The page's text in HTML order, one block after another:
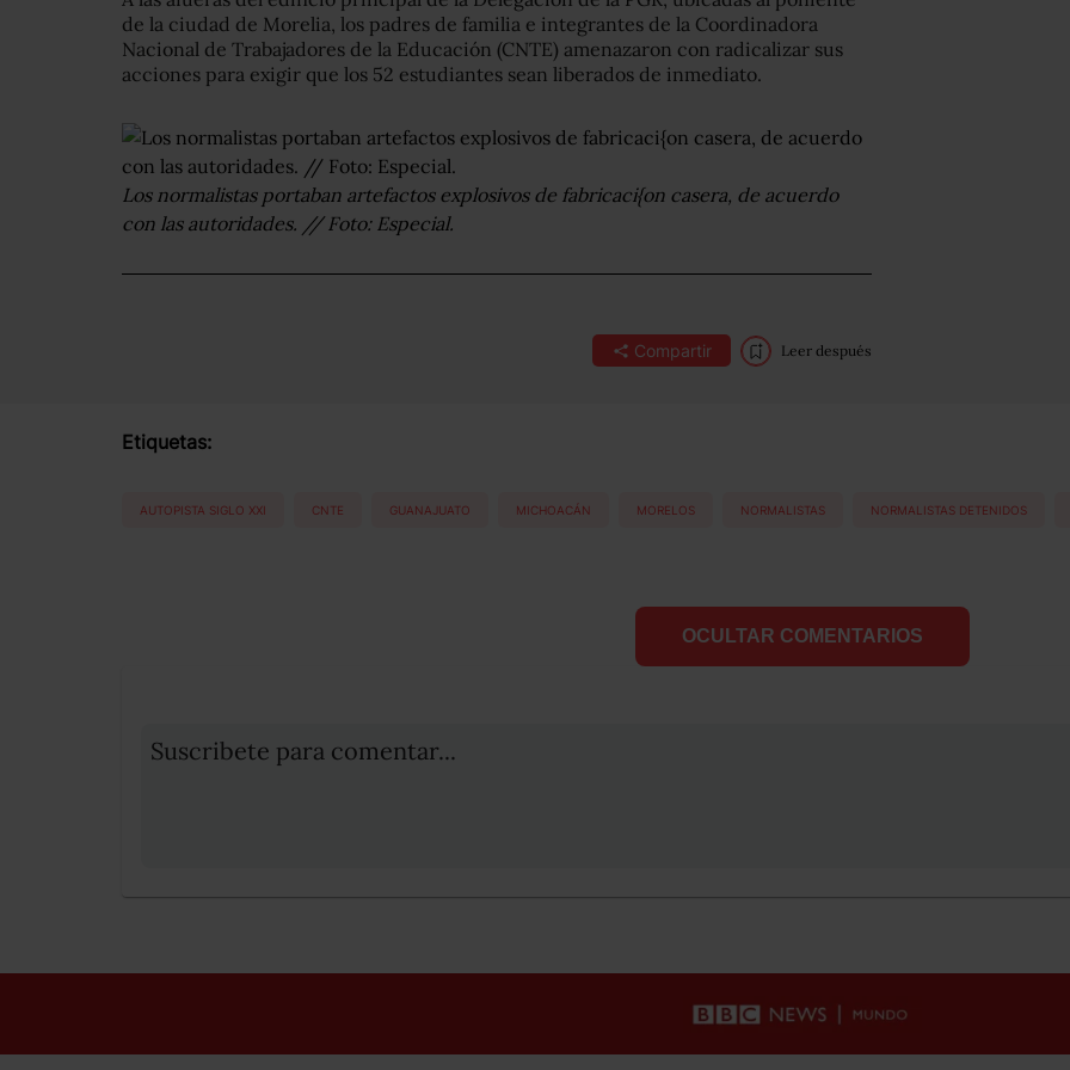
de la ciudad de Morelia, los padres de familia e integrantes de la Coordinadora
Nacional de Trabajadores de la Educación (CNTE) amenazaron con radicalizar sus
acciones para exigir que los 52 estudiantes sean liberados de inmediato.
Los normalistas portaban artefactos explosivos de fabricaci{on casera, de acuerdo
con las autoridades. // Foto: Especial.
Compartir Leer después
Etiquetas:
AUTOPISTA SIGLO XXI CNTE GUANAJUATO MICHOACÁN MORELOS NORMALISTAS NORMALISTAS DETENIDOS
OCULTAR COMENTARIOS
Suscribete para comentar...